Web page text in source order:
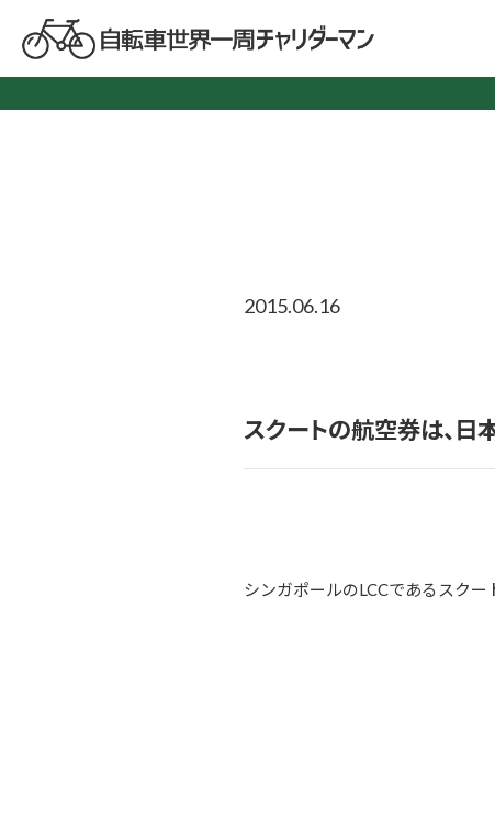
2015.06.16
スクートの航空券は、日
シンガポールのLCCであるスク